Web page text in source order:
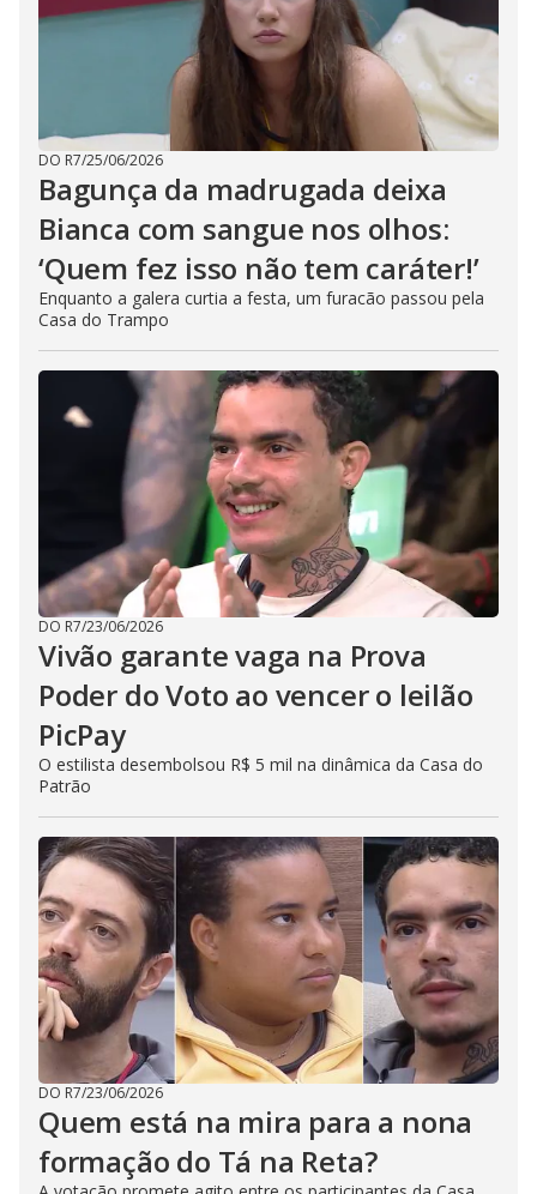
DO R7/25/06/2026
Bagunça da madrugada deixa
Bianca com sangue nos olhos:
‘Quem fez isso não tem caráter!’
Enquanto a galera curtia a festa, um furacão passou pela
Casa do Trampo
DO R7/23/06/2026
Vivão garante vaga na Prova
Poder do Voto ao vencer o leilão
PicPay
O estilista desembolsou R$ 5 mil na dinâmica da Casa do
Patrão
DO R7/23/06/2026
Quem está na mira para a nona
formação do Tá na Reta?